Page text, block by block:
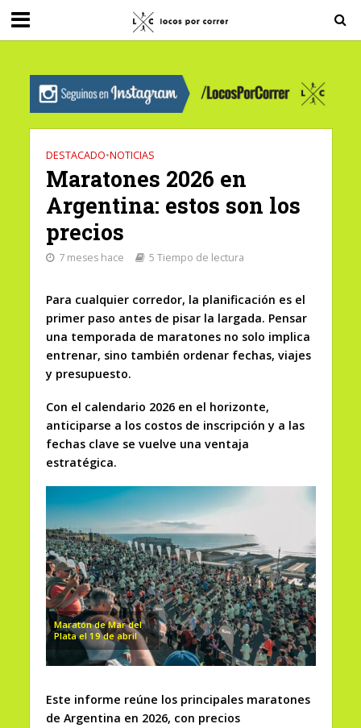
G-0X2PD3RFLV
DESTACADO•NOTICIAS
Maratones 2026 en
Argentina: estos son los
precios
7 meses hace 5 Tiempo de lectura
Para cualquier corredor, la planificación es el
primer paso antes de pisar la largada. Pensar
una temporada de maratones no solo implica
entrenar, sino también ordenar fechas, viajes
y presupuesto.
Con el calendario 2026 en el horizonte,
anticiparse a los costos de inscripción y a las
fechas clave se vuelve una ventaja
estratégica.
Maratón de Mar del
Plata el 19 de abril
Este informe reúne los principales maratones
de Argentina en 2026, con precios